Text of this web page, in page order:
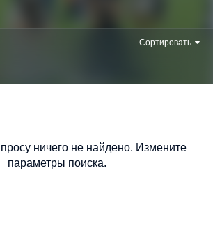
Сортировать
ничего не найдено. Измените
параметры поиска.